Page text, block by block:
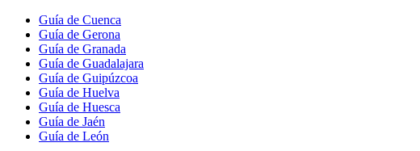
Guía de Cuenca
Guía de Gerona
Guía de Granada
Guía de Guadalajara
Guía de Guipúzcoa
Guía de Huelva
Guía de Huesca
Guía de Jaén
Guía de León